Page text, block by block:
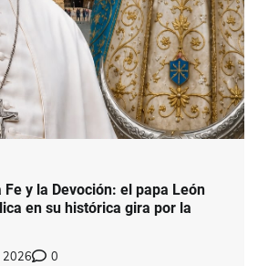
y la Devoción: el papa León
en su histórica gira por la
2026 0